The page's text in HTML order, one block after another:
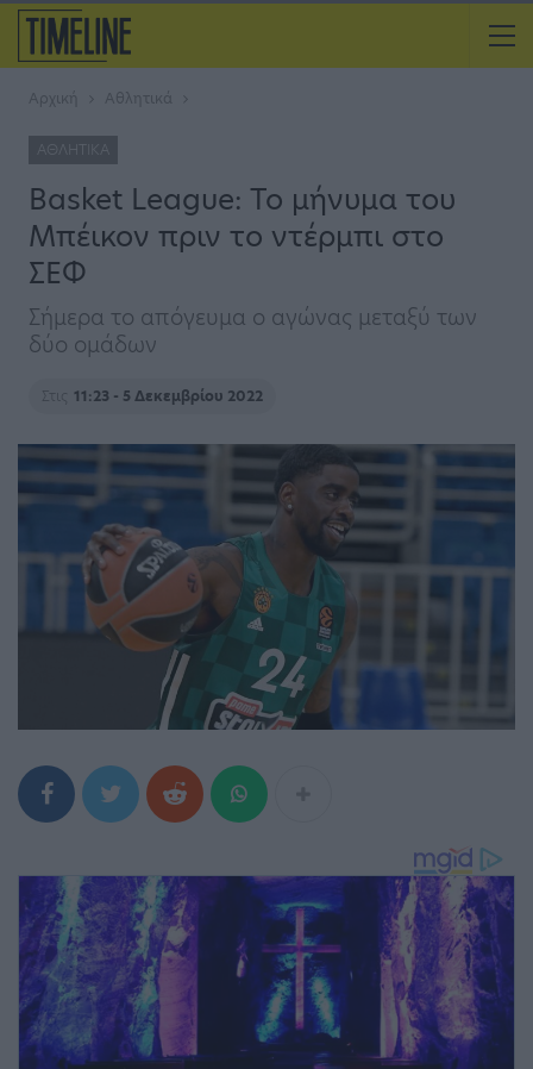
Αρχική Αθλητικά
ΑΘΛΗΤΙΚΆ
Basket League: Το μήνυμα του
Μπέικον πριν το ντέρμπι στο
ΣΕΦ
Σήμερα το απόγευμα ο αγώνας μεταξύ των
δύο ομάδων
Στις 11:23 - 5 Δεκεμβρίου 2022